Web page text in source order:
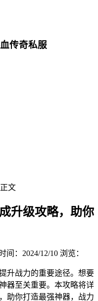
传奇私服
文
升级攻略，助你
时间： 2024/12/10 浏览：
升战力的重要途径。想要
器至关重要。本攻略将详
助你打造最强神器，战力